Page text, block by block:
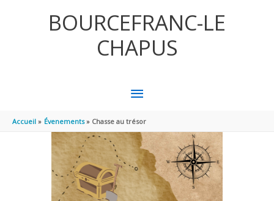
BOURCEFRANC-LE
CHAPUS
MENU
PRINCIPAL
Accueil Évenements Chasse au trésor